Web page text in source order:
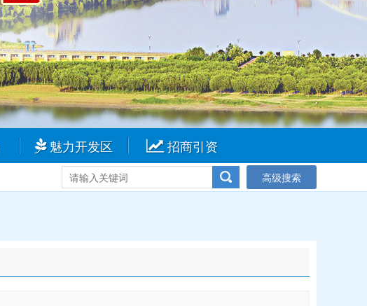
魅力开发区 招商引资
高级搜索